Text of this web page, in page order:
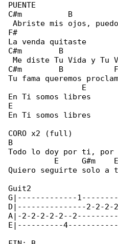
PUENTE
C#m          B
Abriste mis ojos,
F#
La venda quitaste
C#m        B
Me diste Tu Vida y Tu
C#m        B
Tu fama queremos
                E
En Ti somos libres
E
En Ti somos libres
CORO x2 (full)
B
Todo lo doy por ti,
          E     G#m    E
Quiero seguirte solo a
Guit2
G|-------------
D|---------------2-2-2-
A|-2-2-2-2-2--
E|----------